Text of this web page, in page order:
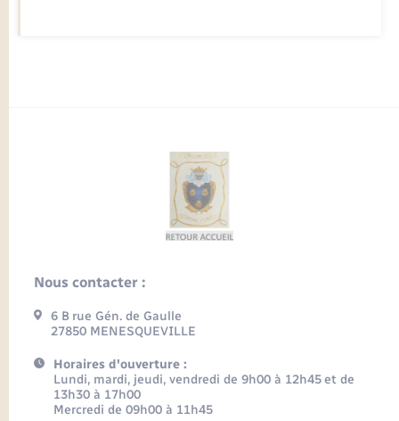
Nous contacter :
6 B rue Gén. de Gaulle
27850 MENESQUEVILLE
Horaires d'ouverture :
Lundi, mardi, jeudi, vendredi de 9h00 à 12h45 et de
13h30 à 17h00
Mercredi de 09h00 à 11h45